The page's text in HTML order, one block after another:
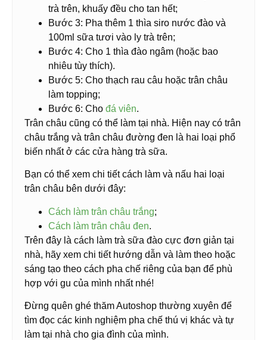
trà trên, khuấy đều cho tan hết;
Bước 3: Pha thêm 1 thìa siro nước đào và
100ml sữa tươi vào ly trà trên;
Bước 4: Cho 1 thìa đào ngâm (hoặc bao
nhiêu tùy thích).
Bước 5: Cho thạch rau câu hoặc trân châu
làm topping;
Bước 6: Cho đá viên.
Trân châu cũng có thể làm tại nhà. Hiện nay có trân
châu trắng và trân châu đường đen là hai loại phổ
biến nhất ở các cửa hàng trà sữa.
Bạn có thể xem chi tiết cách làm và nấu hai loại
trân châu bên dưới đây:
Cách làm trân châu trắng;
Cách làm trân châu đen.
Trên đây là cách làm trà sữa đào cực đơn giản tại
nhà, hãy xem chi tiết hướng dẫn và làm theo hoặc
sáng tạo theo cách pha chế riêng của bạn để phù
hợp với gu của mình nhất nhé!
Đừng quên ghé thăm Autoshop thường xuyên để
tìm đọc các kinh nghiệm pha chế thú vị khác và tự
làm tại nhà cho gia đình của mình.